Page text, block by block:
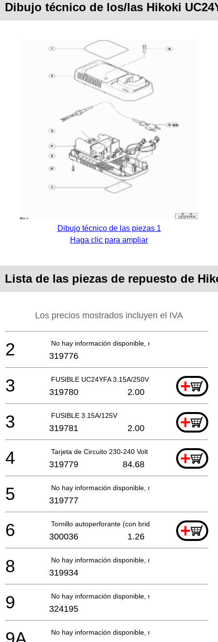
Dibujo técnico de los/las Hikoki
Dibujo técnico de las piezas 1
Haga clic para ampliar
Lista de las piezas de repuesto de
Los precios mostrados incluyen el IVA
No hay información disponible, no se puede pedir
2 319776
FUSIBLE UC24YFA 3.15A/250V +
3 319780 2.00
FUSIBLE 3.15A/125V +
3 319781 2.00
Tarjeta de Circuito 230-240 Volt +
4 319779 84.68
No hay información disponible, no se puede pedir
5 319777
Tornillo autoperforante (con brida) D3x20 +
6 300036 1.26
No hay información disponible, no se puede pedir
8 319934
No hay información disponible, no se puede pedir
9 324195
No hay información disponible, no se puede pedir